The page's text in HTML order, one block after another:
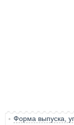
Форма выпуска,